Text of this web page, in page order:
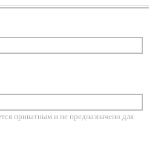
приватным и не предназначено для